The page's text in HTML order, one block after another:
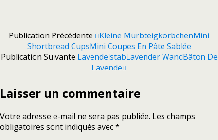
Publication Précédente Kleine MürbteigkörbchenMini
Shortbread CupsMini Coupes En Pâte Sablée
Publication Suivante LavendelstabLavender WandBâton De
Lavende
Laisser un commentaire
Votre adresse e-mail ne sera pas publiée. Les champs
obligatoires sont indiqués avec*